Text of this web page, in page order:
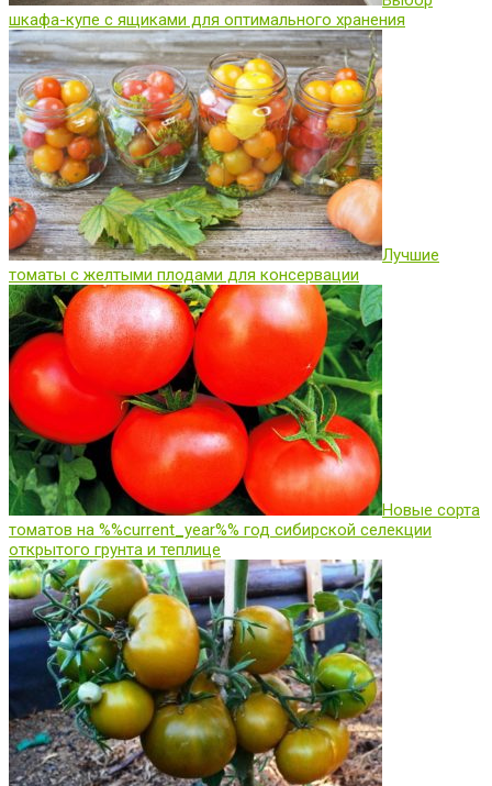
шкафа-купе с ящиками для оптимального хранения
Лучшие
томаты с желтыми плодами для консервации
Новые сорта
томатов на %%current_year%% год сибирской селекции
открытого грунта и теплице